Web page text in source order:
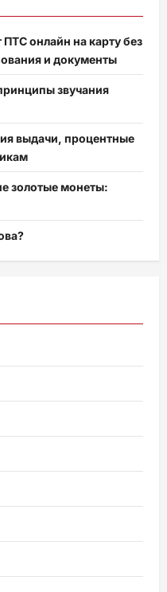
онлайн на карту без
и документы
звучания
выдачи, процентные
золотые монеты: